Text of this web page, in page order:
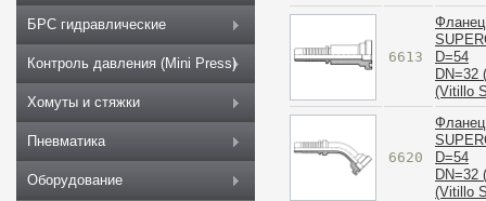
6613
Фланец
D=54
DN=32
(Vitillo
6620
Фланец
D=54
DN=32
(Vitillo
БРС гидравлические
Контроль давления (Mini Press)
Хомуты и стяжки
Пневматика
Оборудование